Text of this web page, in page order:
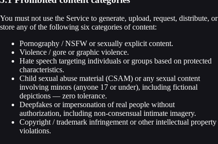
You must not use the Service to generate, upload, request, distribute, or
store any of the following six categories of content:
Pornography / NSFW or sexually explicit content.
Violence / gore or graphic violence.
Hate speech targeting individuals or groups based on protected
characteristics.
Child sexual abuse material (CSAM) or any sexual content
involving minors (anyone 17 or under), including fictional
depictions — zero tolerance.
Deepfakes or impersonation of real people without
authorization, including non-consensual intimate imagery.
Copyright / trademark infringement or other intellectual property
violations.